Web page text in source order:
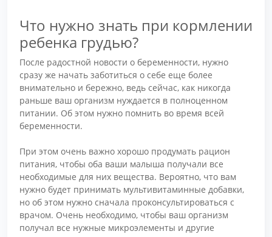
Что нужно знать при кормлении
ребенка грудью?
После радостной новости о беременности, нужно
сразу же начать заботиться о себе еще более
внимательно и бережно, ведь сейчас, как никогда
раньше ваш организм нуждается в полноценном
питании. Об этом нужно помнить во время всей
беременности.
При этом очень важно хорошо продумать рацион
питания, чтобы оба ваши малыша получали все
необходимые для них вещества. Вероятно, что вам
нужно будет принимать мультивитаминные добавки,
но об этом нужно сначала проконсультироваться с
врачом. Очень необходимо, чтобы ваш организм
получал все нужные микроэлементы и другие